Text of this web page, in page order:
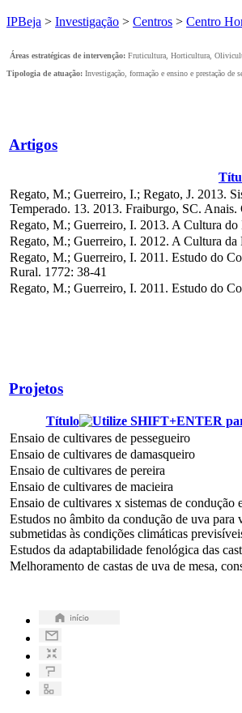
IPBeja > Investigação > Centros > Centro
Áreas estratégicas de intervenção: Fruticultura, Horticultura,
Tipologia de atuação: Investigação, formação e ensino e prestação de
Artigos
Regato, M.; Guerreiro, I.; Regato, J. 2013.
Temperado. 13. 2013. Fraiburgo, SC.
Regato, M.; Guerreiro, I. 2013. A Cultura
Regato, M.; Guerreiro, I. 2012. A Cultura
Regato, M.; Guerreiro, I. 2011. Estudo do
Rural. 1772: 38-41
Regato, M.; Guerreiro, I. 2011. Estudo do
Projetos
Título
Ensaio de cultivares de pessegueiro
Ensaio de cultivares de damasqueiro
Ensaio de cultivares de pereira
Ensaio de cultivares de macieira
Ensaio de cultivares x sistemas de condução
Estudos no âmbito da condução de uva para
submetidas às condições climáticas
Estudos da adaptabilidade fenológica das
Melhoramento de castas de uva de mesa,